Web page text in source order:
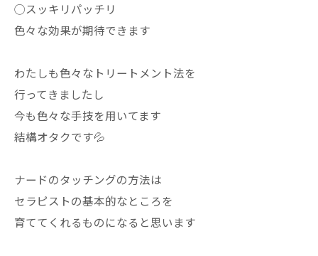
◯スッキリパッチリ
色々な効果が期待できます
わたしも色々なトリートメント法を
行ってきましたし
今も色々な手技を用いてます
結構オタクです💦
ナードのタッチングの方法は
セラピストの基本的なところを
育ててくれるものになると思います